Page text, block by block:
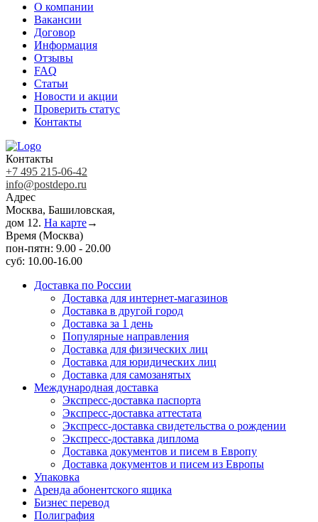
О компании
Вакансии
Договор
Информация
Отзывы
FAQ
Статьи
Новости и акции
Проверить статус
Контакты
Контакты
+7 495 215-06-42
info@postdepo.ru
Адрес
Москва, Башиловская,
дом 12. На карте→
Время (Москва)
пон-пятн: 9.00 - 20.00
суб: 10.00-16.00
Доставка по России
Доставка для интернет-магазинов
Доставка в другой город
Доставка за 1 день
Популярные направления
Доставка для физических лиц
Доставка для юридических лиц
Доставка для самозанятых
Международная доставка
Экспресс-доставка паспорта
Экспресс-доставка аттестата
Экспресс-доставка свидетельства о рождении
Экспресс-доставка диплома
Доставка документов и писем в Европу
Доставка документов и писем из Европы
Упаковка
Аренда абонентского ящика
Бизнес перевод
Полиграфия